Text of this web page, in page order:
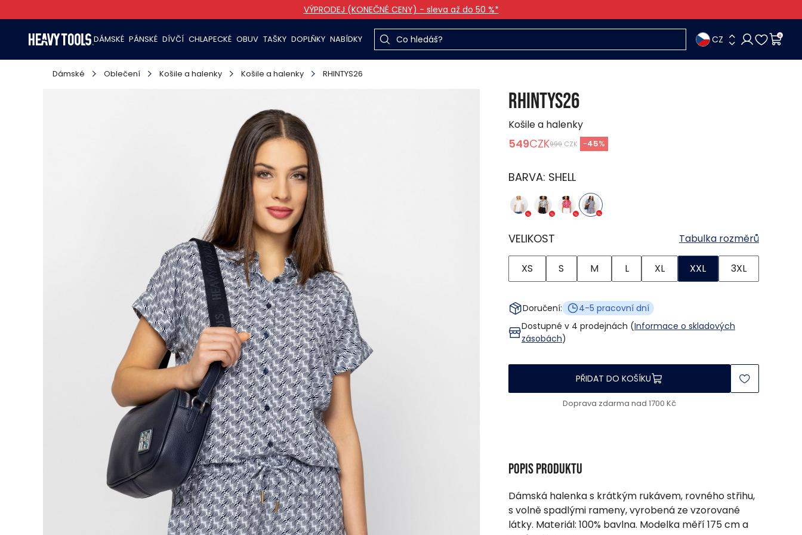
VÝPRODEJ (KONEČNÉ CENY) - sleva až do 50 %*
DÁMSKÉ PÁNSKÉ DÍVČÍ CHLAPECKÉ OBUV TAŠKY DOPLŇKY NABÍDKY CZ 0
Dámské Oblečení Košile a halenky Košile a halenky RHINTYS26
RHINTYS26
Košile a halenky
549CZK999 CZK -45%
BARVA: SHELL
VELIKOST Tabulka rozměrů
XS S M L XL XXL 3XL
Doručení:
4-5 pracovní dní
Dostupné v 4 prodejnách (Informace o skladových
zásobách)
PŘIDAT DO KOŠÍKU
Doprava zdarma nad 1700 Kč
Popis produktu
Dámská halenka s krátkým rukávem, rovného střihu,
s volně spadlými rameny, vyrobená ze vzorované
látky. Materiál: 100% bavlna. Modelka měří 175 cm a